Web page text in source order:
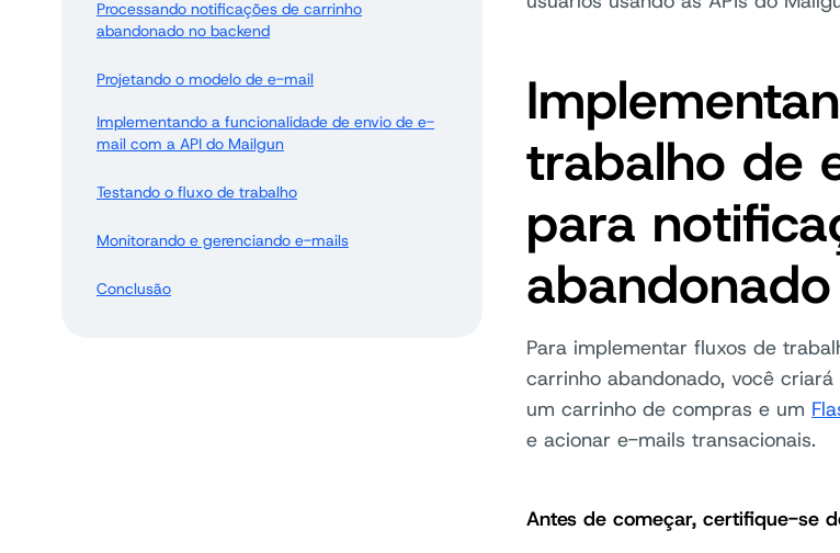
Processando notificações de carrinho
abandonado no backend
Projetando o modelo de e-mail
Implementando a funcionalidade de envio de e-
mail com a API do Mailgun
Testando o fluxo de trabalho
Monitorando e gerenciando e-mails
Conclusão
trabalho de
para
abandonado
Para implementar fluxos de
carrinho abandonado, você
um carrinho de compras e um
e acionar e-mails transacionais.
Antes de começar, certifique-se